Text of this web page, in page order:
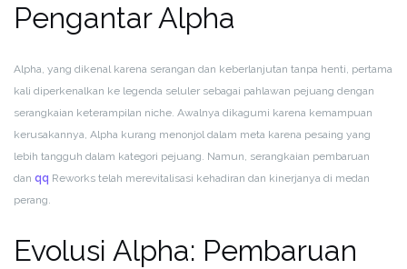
Pengantar Alpha
Alpha, yang dikenal karena serangan dan keberlanjutan tanpa henti, pertama
kali diperkenalkan ke legenda seluler sebagai pahlawan pejuang dengan
serangkaian keterampilan niche. Awalnya dikagumi karena kemampuan
kerusakannya, Alpha kurang menonjol dalam meta karena pesaing yang
lebih tangguh dalam kategori pejuang. Namun, serangkaian pembaruan
dan qq Reworks telah merevitalisasi kehadiran dan kinerjanya di medan
perang.
Evolusi Alpha: Pembaruan